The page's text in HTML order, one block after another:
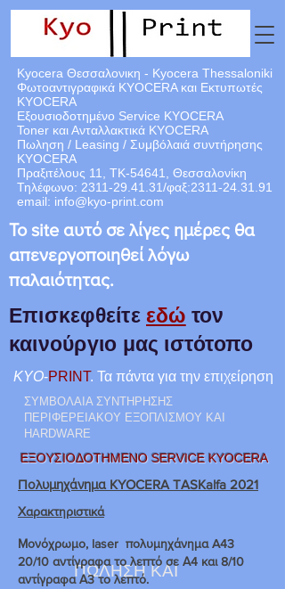
ΕΞΟΥΣΙΟΔΟΤΗΜΕΝΟ SERVICE KYOCERA
Kyocera Θεσσαλονικη - Kyocera Thessaloniki
Φωτοαντιγραφικά KYOCERA και Εκτυπωτές
KYOCERA
Εξουσιοδοτημένο Service KYOCERA
Toner και Ανταλλακτικά KYOCERA
Πωληση / Leasing / Συμβόλαιά συντήρησης
KYOCERA
Πραξιτέλους 11, ΤΚ-54641, Θεσσαλονίκη
Τηλέφωνο: 2311-29.41.31/φαξ:2311-24.31.91
email: info@kyo-print.com
KYO-PRINT. Τα πάντα για την επιχείρηση
ΣΥΜΒΟΛΑΙΑ ΣΥΝΤΗΡΗΣΗΣ
ΠΕΡΙΦΕΡΕΙΑΚΟΥ ΕΞΟΠΛΙΣΜΟΥ ΚΑΙ
HARDWARE
Το site αυτό σε λίγες ημέρες θα
απενεργοποιηθεί λόγω
παλαιότητας.
Επισκεφθείτε εδώ τον
καινούργιο μας ιστότοπο
ΠΩΛΗΣΗ KAI
Πολυμηχάνημα KYOCERA TASKalfa 2021
Χαρακτηριστικά
Μονόχρωμο, laser πολυμηχάνημα A43
20/10 αντίγραφα το λεπτό σε Α4 και 8/10
αντίγραφα Α3 το λεπτό.